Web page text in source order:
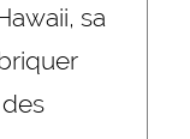
sa